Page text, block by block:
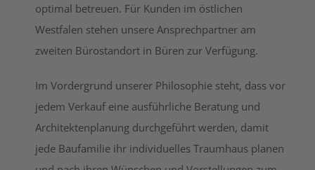
optimal betreuen. Für Kunden im östlichen
Westfalen stehen unsere Ansprechpartner am
zweiten Bürostandort in Büren zur Verfügung.
Im Vordergrund unserer Philosophie steht, dass vor
jedem Verkauf eine ausführliche Beratung und
Architektenplanung durchgeführt werden, damit
jede Baufamilie ihr individuelles Traumhaus planen